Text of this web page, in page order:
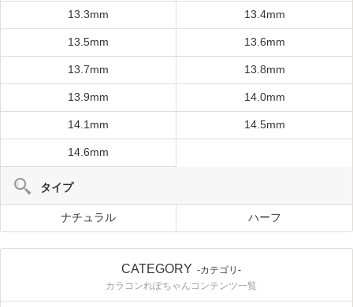
13.3mm 13.4mm
13.5mm 13.6mm
13.7mm 13.8mm
13.9mm 14.0mm
14.1mm 14.5mm
14.6mm
タイプ
ナチュラル ハーフ
CATEGORY -カテゴリ-
カラコンれぽちゃんコンテンツ一覧